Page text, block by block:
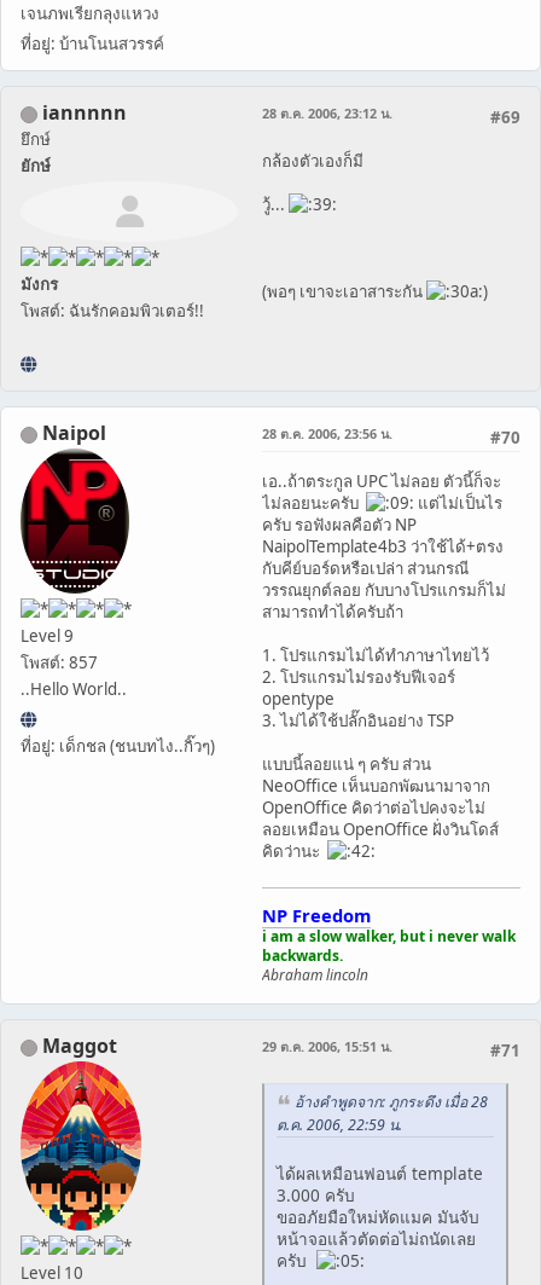
เจนภพเรียกลุงแหวง
ที่อยู่: บ้านโนนสวรรค์
iannnnn
ยึกษ์
ยักษ์
มังกร
โพสต์: ฉันรักคอมพิวเตอร์!!
#69
28 ต.ค. 2006, 23:12 น.
กล้องตัวเองก็มี
วู้...
(พอๆ เขาจะเอาสาระกัน )
Naipol
Level 9
โพสต์: 857
..Hello World..
ที่อยู่: เด็กชล (ชนบทไง..กิ๊วๆ)
#70
28 ต.ค. 2006, 23:56 น.
เอ..ถ้าตระกูล UPC ไม่ลอย ตัวนี้ก็จะ
ไม่ลอยนะครับ
แต่ไม่เป็นไร
ครับ รอฟังผลคือตัว NP
NaipolTemplate4b3 ว่าใช้ได้+ตรง
กับคีย์บอร์ดหรือเปล่า ส่วนกรณี
วรรณยุกต์ลอย กับบางโปรแกรมก็ไม่
สามารถทำได้ครับถ้า
1. โปรแกรมไม่ได้ทำภาษาไทยไว้
2. โปรแกรมไม่รองรับฟีเจอร์
opentype
3. ไม่ได้ใช้ปลั๊กอินอย่าง TSP
แบบนี้ลอยแน่ ๆ ครับ ส่วน
NeoOffice เห็นบอกพัฒนามาจาก
OpenOffice คิดว่าต่อไปคงจะไม่
ลอยเหมือน OpenOffice ฝั่งวินโดส์
คิดว่านะ
NP Freedom
i am a slow walker, but i never walk
backwards.
Abraham lincoln
Maggot
Level 10
#71
29 ต.ค. 2006, 15:51 น.
อ้างคำพูดจาก: ภูกระดึง เมื่อ 28
ต.ค. 2006, 22:59 น.
ได้ผลเหมือนฟอนต์ template
3.000 ครับ
ขออภัยมือใหม่หัดแมค มันจับ
หน้าจอแล้วตัดต่อไม่ถนัดเลย
ครับ